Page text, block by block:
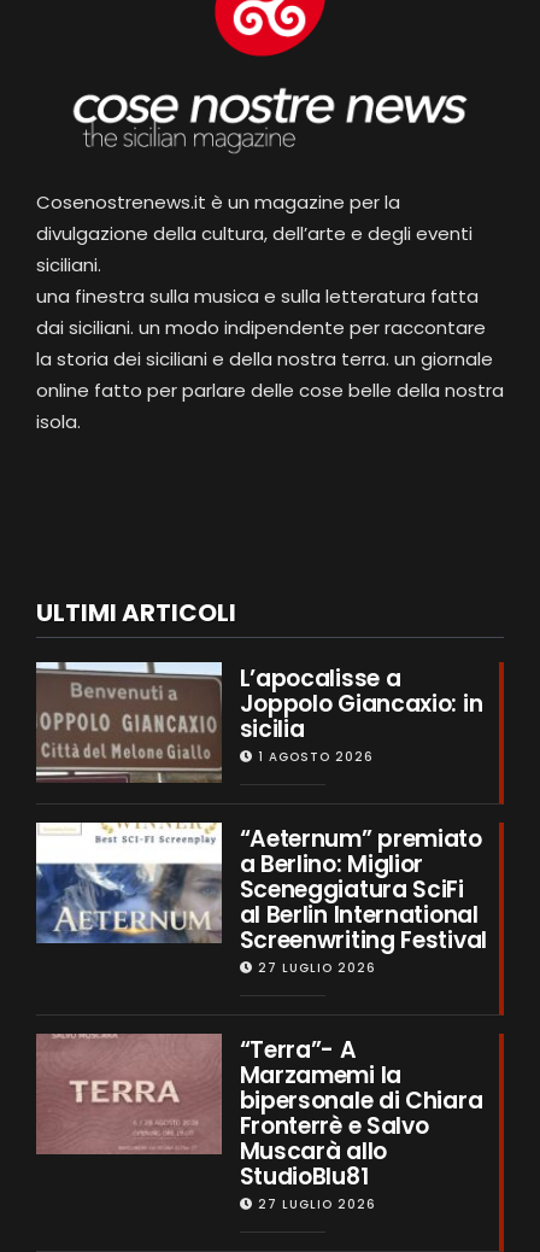
Cosenostrenews.it è un magazine per la
divulgazione della cultura, dell’arte e degli eventi
siciliani.
una finestra sulla musica e sulla letteratura fatta
dai siciliani. un modo indipendente per raccontare
la storia dei siciliani e della nostra terra. un giornale
online fatto per parlare delle cose belle della nostra
isola.
ULTIMI ARTICOLI
L’apocalisse a
Joppolo Giancaxio: in
sicilia
1 AGOSTO 2026
“Aeternum” premiato
a Berlino: Miglior
Sceneggiatura SciFi
al Berlin International
Screenwriting Festival
27 LUGLIO 2026
“Terra”- A
Marzamemi la
bipersonale di Chiara
Fronterrè e Salvo
Muscarà allo
StudioBlu81
27 LUGLIO 2026